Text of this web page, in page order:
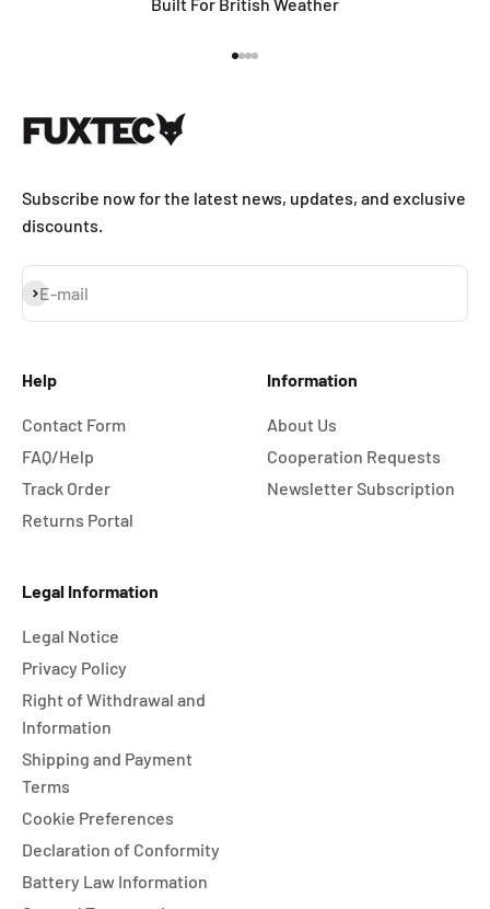
Subscribe now for the latest news, updates, and exclusive
discounts.
E-mail
Subscribe
Help
Contact Form
FAQ/Help
Track Order
Returns Portal
Information
About Us
Cooperation Requests
Newsletter Subscription
Legal Information
Legal Notice
Privacy Policy
Right of Withdrawal and
Information
Shipping and Payment
Terms
Cookie Preferences
Declaration of Conformity
Battery Law Information